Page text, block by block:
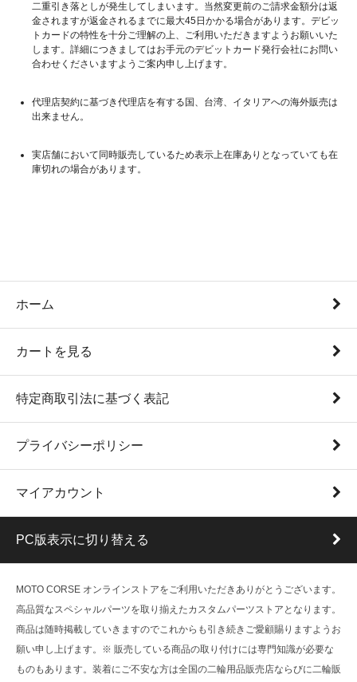
二重引き落としが発生してしまいます。当然変更前のご請求金額分は返
金されますが返金されるまでに最大45日かかる場合があります。デビッ
トカードの特性を十分ご理解の上、ご利用いただきますようお願いいた
します。詳細につきましてはお手元のデビットカード発行会社にお問い
合わせくださいますようご案内申し上げます。
代理店契約に基づき代理店を有する国、台湾、イタリアへの海外販売は
出来ません。
実店舗において同時販売しているため表示上在庫ありとなっていても在
庫切れの場合があります。
ホーム
カートを見る
特定商取引法に基づく表記
プライバシーポリシー
マイアカウント
PC版表示に切り替える
MOTO CORSE オンラインストアをご利用いただきありがとうございます。
高品質なスペシャルパーツを取り揃えたカスタムパーツストアとなります。
商品は随時掲載していきますのでこれからも引き続きご愛顧賜りますようお
願い申し上げます。※ 販売している商品の取り付けには専門知識が必要な
ものもあります。装着にご不安な方は全国の二輪用品販売店ならびに二輪販